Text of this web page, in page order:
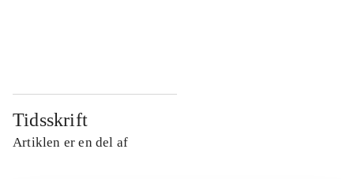
Tidsskrift
Artiklen er en del af